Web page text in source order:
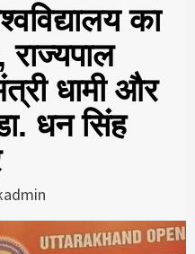
का
राज्यपाल
धामी और
धन सिंह